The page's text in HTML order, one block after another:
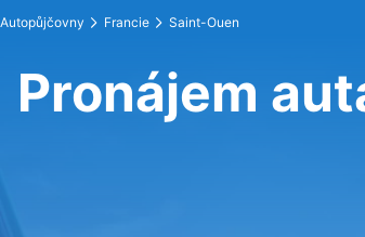
Autopůjčovny Francie Saint-Ouen
Pronájem